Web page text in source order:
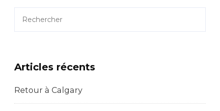
Articles récents
Retour à Calgary